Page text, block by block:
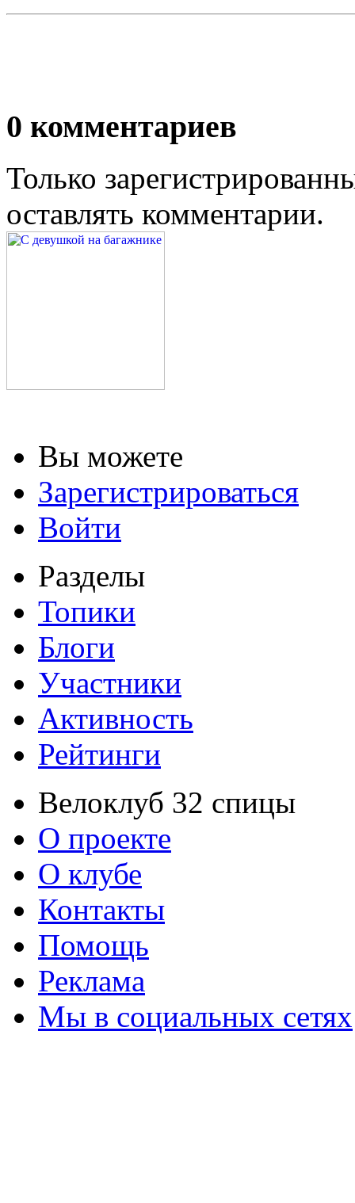
0 комментариев
Только
оставлять комментарии.
Вы можете
Зарегистрироваться
Войти
Разделы
Топики
Блоги
Участники
Активность
Рейтинги
Велоклуб 32 спицы
О проекте
О клубе
Контакты
Помощь
Реклама
Мы в социальных сетях